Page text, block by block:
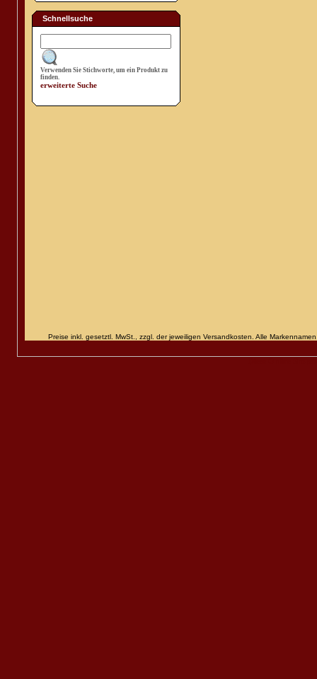
Schnellsuche
Verwenden Sie Stichworte, um ein Produkt zu
finden.
erweiterte Suche
Preise inkl. gesetztl. MwSt., zzgl. der jeweiligen Versandkosten. Alle